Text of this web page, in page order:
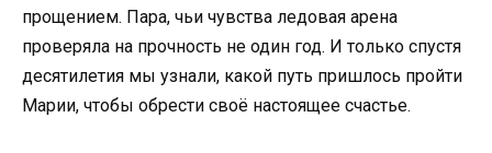
прощением. Пара, чьи чувства ледовая арена
проверяла на прочность не один год. И только спустя
десятилетия мы узнали, какой путь пришлось пройти
Марии, чтобы обрести своё настоящее счастье.